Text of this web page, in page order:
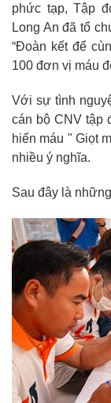
phức tạp, Tập
Long An đã tổ
“Đoàn kết để
100 đơn vị máu
Với sự tình
cán bộ CNV tập
hiến máu " Giọt
nhiều ý nghĩa.
Sau đây là